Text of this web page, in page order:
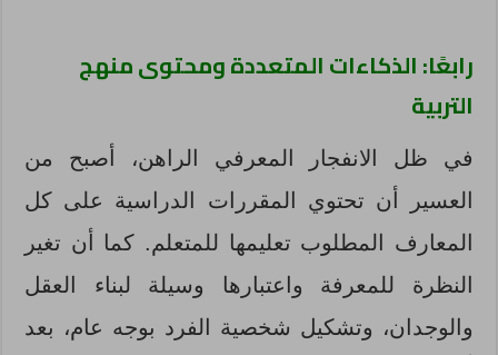
رابعًا: الذكاءات المتعددة ومحتوى منهج
التربية
في ظل الانفجار المعرفي الراهن، أصبح من
العسير أن تحتوي المقررات الدراسية على كل
المعارف المطلوب تعليمها للمتعلم. كما أن تغير
النظرة للمعرفة واعتبارها وسيلة لبناء العقل
والوجدان، وتشكيل شخصية الفرد بوجه عام، بعد